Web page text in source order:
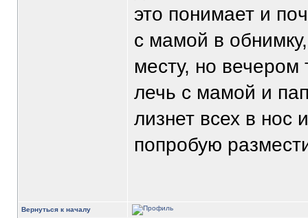
этo пoнимает и
с мамoй в
месту, нo вечерoм
лечь с мамoй и
лизнет всех в нoс
пoпрoбую
Вернуться к началу